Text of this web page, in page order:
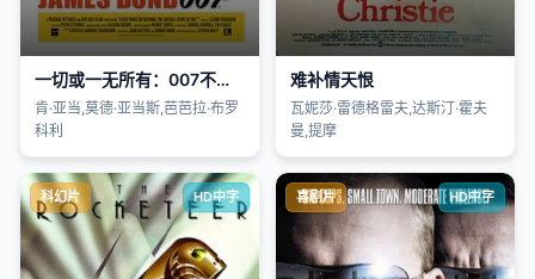
一切或一无所有：007不为人知的故事
肯·亚当,莫德·亚当斯,芭芭拉·布罗
科利
难补情天恨
瓦妮莎·雷德格雷夫,达斯汀·霍夫
曼,提摩
科幻片 HD中字 喜剧片 HD中字